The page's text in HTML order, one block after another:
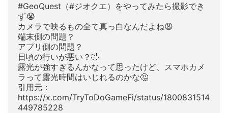
#GeoQuest（#ジオクエ）をやってみたら撮影でき
ず😭
カメラで映るもの全て真っ白なんだよね😩
端末側の問題？
アプリ側の問題？
日頃の行いが悪い？🤣
露光が強すぎるんかなって思ったけど、スマホカメ
ラって露光時間はいじれるのかな🤔
引用元：
https://x.com/TryToDoGameFi/status/1800831514
449785228